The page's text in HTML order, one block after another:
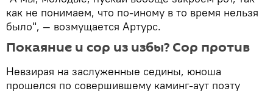
как не понимаем, что по-иному в то время нельзя
было", — возмущается Артурс.
Покаяние и сор из избы? Сор против
Невзирая на заслуженные седины, юноша
прошелся по совершившему каминг-аут поэту